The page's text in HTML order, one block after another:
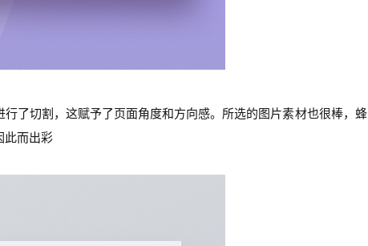
了切割，这赋予了页面角度和方向感。所选的图片素材也很棒，蜂
此而出彩